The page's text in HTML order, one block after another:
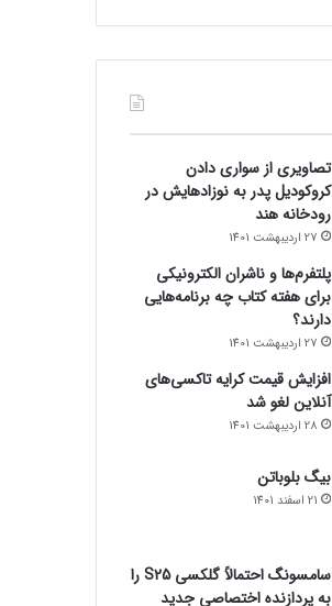
تصاویری از سواری دادن
کروکودیل پدر به نوزادهایش در
رودخانه هند
27 اردیبهشت 1401
پلتفرم‌ها و ناشران الکترونیکی
برای هفته کتاب چه برنامه‌هایی
دارند؟
27 اردیبهشت 1401
افزایش قیمت کرایه تاکسی‌های
آنلاین لغو شد
28 اردیبهشت 1401
بیگ بلوباتن
21 اسفند 1401
سامسونگ احتمالاً گلکسی S25 را
به پردازنده اختصاصی جدید